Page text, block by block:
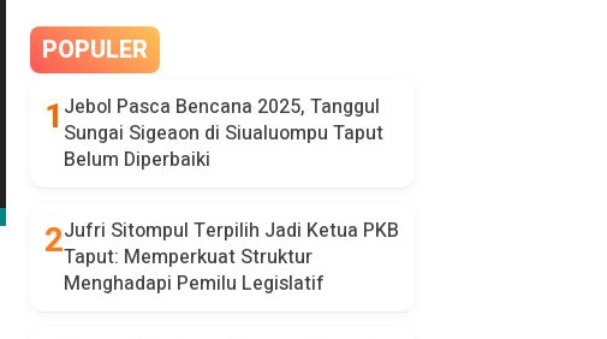
POPULER
Jebol Pasca Bencana 2025, Tanggul
Sungai Sigeaon di Siualuompu Taput
Belum Diperbaiki
Jufri Sitompul Terpilih Jadi Ketua PKB
Taput: Memperkuat Struktur
Menghadapi Pemilu Legislatif